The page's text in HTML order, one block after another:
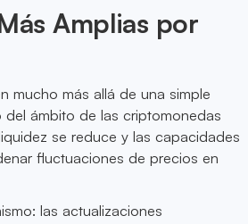
Amplias por
mucho más allá de una simple
ámbito de las criptomonedas
se reduce y las capacidades
fluctuaciones de precios en
las actualizaciones